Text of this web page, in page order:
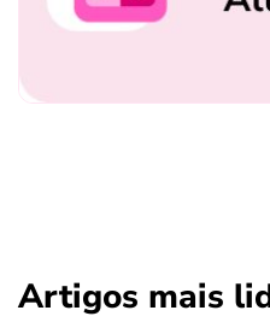
Artigos mais